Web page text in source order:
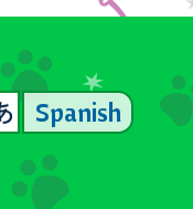
Spanish